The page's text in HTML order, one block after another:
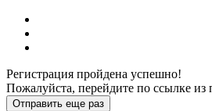
Регистрация пройдена успешно!
Пожалуйста, перейдите по ссылке из
Отправить еще раз